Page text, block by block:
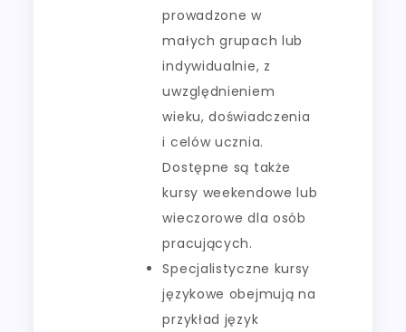
prowadzone w
małych grupach lub
indywidualnie, z
uwzględnieniem
wieku, doświadczenia
i celów ucznia.
Dostępne są także
kursy weekendowe lub
wieczorowe dla osób
pracujących.
Specjalistyczne kursy
językowe obejmują na
przykład język